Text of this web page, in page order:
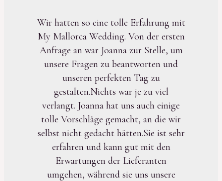
Wir hatten so eine tolle Erfahrung mit
My Mallorca Wedding. Von der ersten
Anfrage an war Joanna zur Stelle, um
unsere Fragen zu beantworten und
unseren perfekten Tag zu
gestalten.Nichts war je zu viel
verlangt. Joanna hat uns auch einige
tolle Vorschläge gemacht, an die wir
selbst nicht gedacht hätten.Sie ist sehr
erfahren und kann gut mit den
Erwartungen der Lieferanten
umgehen, während sie uns unsere